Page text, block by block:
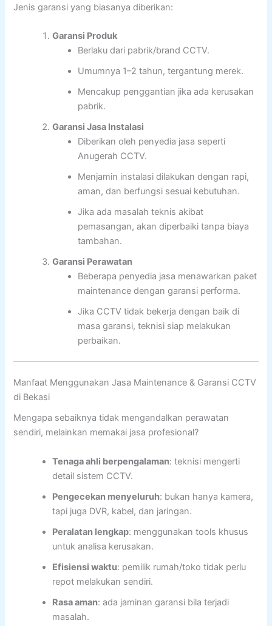
Jenis garansi yang biasanya diberikan:
Garansi Produk
Berlaku dari pabrik/brand CCTV.
Umumnya 1–2 tahun, tergantung merek.
Mencakup penggantian jika ada kerusakan
pabrik.
Garansi Jasa Instalasi
Diberikan oleh penyedia jasa seperti
Anugerah CCTV.
Menjamin instalasi dilakukan dengan rapi,
aman, dan berfungsi sesuai kebutuhan.
Jika ada masalah teknis akibat
pemasangan, akan diperbaiki tanpa biaya
tambahan.
Garansi Perawatan
Beberapa penyedia jasa menawarkan paket
maintenance dengan garansi performa.
Jika CCTV tidak bekerja dengan baik di
masa garansi, teknisi siap melakukan
perbaikan.
Manfaat Menggunakan Jasa Maintenance & Garansi CCTV
di Bekasi
Mengapa sebaiknya tidak mengandalkan perawatan
sendiri, melainkan memakai jasa profesional?
Tenaga ahli berpengalaman: teknisi mengerti
detail sistem CCTV.
Pengecekan menyeluruh: bukan hanya kamera,
tapi juga DVR, kabel, dan jaringan.
Peralatan lengkap: menggunakan tools khusus
untuk analisa kerusakan.
Efisiensi waktu: pemilik rumah/toko tidak perlu
repot melakukan sendiri.
Rasa aman: ada jaminan garansi bila terjadi
masalah.